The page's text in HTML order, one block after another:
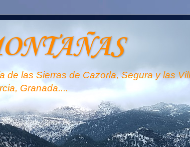
de las Sierras de Cazorla, Segura y las
Granada....